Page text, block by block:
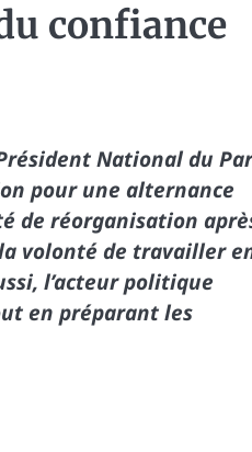
confiance
National du
pour une alternance
de réorganisation
volonté de travailler
l’acteur politique
en préparant les